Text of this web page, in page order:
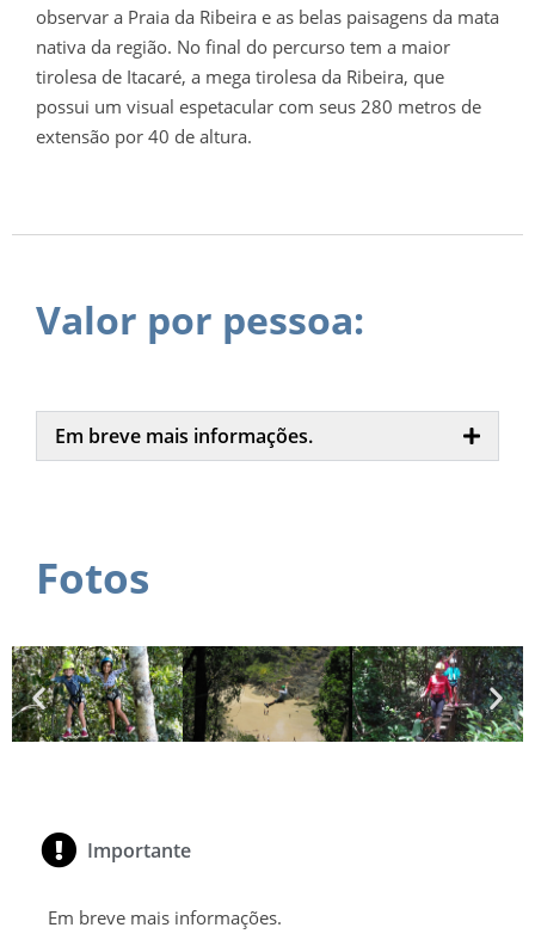
observar a Praia da Ribeira e as belas paisagens da mata
nativa da região. No final do percurso tem a maior
tirolesa de Itacaré, a mega tirolesa da Ribeira, que
possui um visual espetacular com seus 280 metros de
extensão por 40 de altura.
Valor por pessoa:
Em breve mais informações.
Fotos
Importante
Em breve mais informações.